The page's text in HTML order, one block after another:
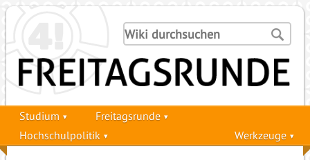
Studium
Freitagsrunde
Hochschulpolitik
Werkzeuge